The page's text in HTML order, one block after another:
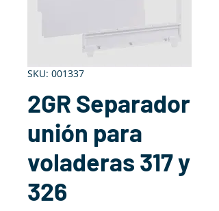
SKU: 001337
2GR Separador
unión para
voladeras 317 y
326